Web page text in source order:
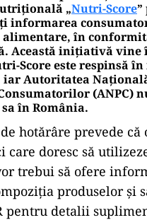
„Nutri-Score”
informarea
alimentare, în
Această inițiativă vine
Score este respinsă
iar Autoritatea
(ANPC)
în România.
hotărâre prevede
care doresc să
trebui să ofere
produselor și
pentru detalii